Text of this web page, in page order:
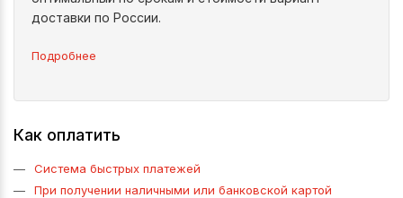
доставки по России.
Подробнее
Как оплатить
Система быстрых платежей
При получении наличными или банковской картой